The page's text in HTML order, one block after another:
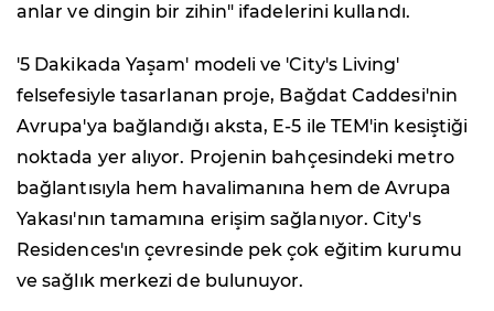
anlar ve dingin bir zihin" ifadelerini kullandı.
'5 Dakikada Yaşam' modeli ve 'City's Living'
felsefesiyle tasarlanan proje, Bağdat Caddesi'nin
Avrupa'ya bağlandığı aksta, E-5 ile TEM'in kesiştiği
noktada yer alıyor. Projenin bahçesindeki metro
bağlantısıyla hem havalimanına hem de Avrupa
Yakası'nın tamamına erişim sağlanıyor. City's
Residences'ın çevresinde pek çok eğitim kurumu
ve sağlık merkezi de bulunuyor.